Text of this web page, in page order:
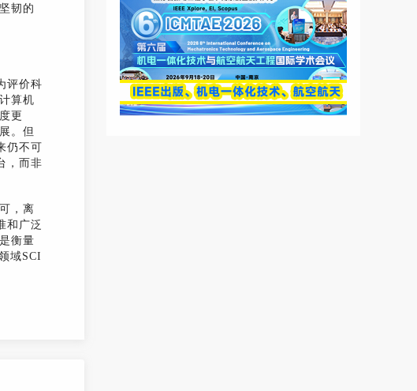
韧的
评价科
算机
更
。但
仍不可
，而非
，离
和广泛
衡量
域SCI